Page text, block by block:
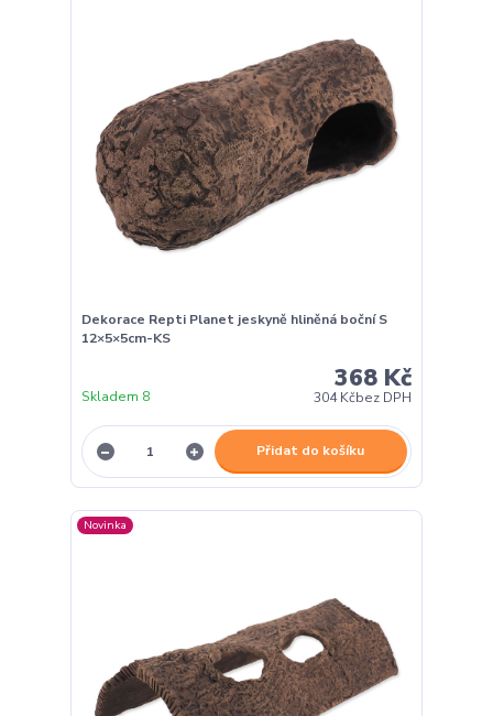
Dekorace Repti Planet jeskyně hliněná boční S
12×5×5cm-KS
368 Kč
304 Kčbez DPH
Skladem 8
Přidat do košíku
Novinka